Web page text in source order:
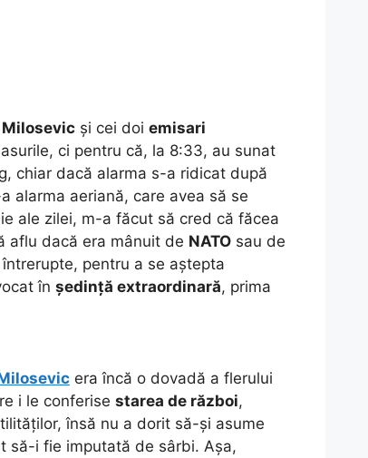
Milosevic și cei doi emisari
ci pentru că, la 8:33, au sunat
chiar dacă alarma s-a ridicat după
alarma aeriană, care avea să se
ale zilei, m-a făcut să cred că făcea
aflu dacă era mânuit de NATO sau de
pentru a se aștepta
în ședință extraordinară, prima
era încă o dovadă a flerului
i le conferise starea de război,
însă nu a dorit să-și asume
să-i fie imputată de sârbi. Așa,